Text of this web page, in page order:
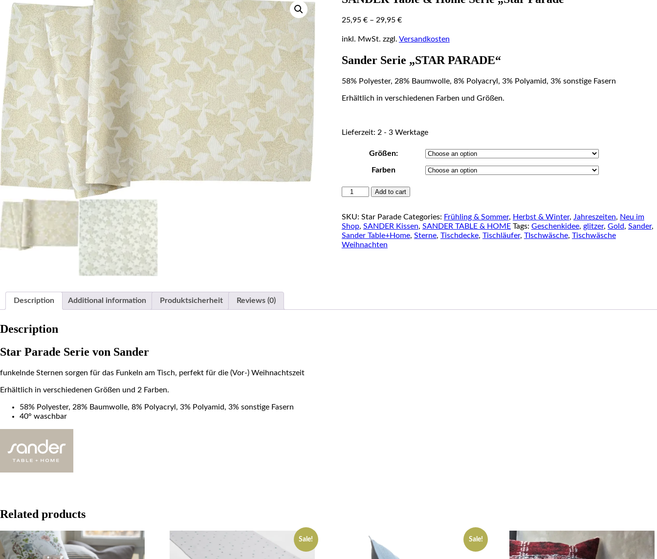
25,95 €– 29,95 €
inkl. MwSt. zzgl. Versandkosten
Sander Serie „STAR PARADE“
58% Polyester, 28% Baumwolle, 8% Polyacryl, 3% Polyamid, 3% sonstige Fasern
Erhältlich in verschiedenen Farben und Größen.
Lieferzeit: 2 - 3 Werktage
Größen:
Farben
SANDER
Home
Serie
"Star
Parade"
Add to cart
SKU: Star Parade Categories: Frühling & Sommer, Herbst & Winter, Jahreszeiten, Neu im
Shop, SANDER Kissen, SANDER TABLE & HOME Tags: Geschenkidee, glitzer, Gold, Sander,
Sander Table+Home, Sterne, Tischdecke, Tischläufer, TIschwäsche, Tischwäsche
Weihnachten
Description Additional information Produktsicherheit Reviews (0)
Description
Star Parade Serie von Sander
funkelnde Sternen sorgen für das Funkeln am Tisch, perfekt für die (Vor-) Weihnachtszeit
Erhältlich in verschiedenen Größen und 2 Farben.
58% Polyester, 28% Baumwolle, 8% Polyacryl, 3% Polyamid, 3% sonstige Fasern
40° waschbar
Related products
Sale! Sale!